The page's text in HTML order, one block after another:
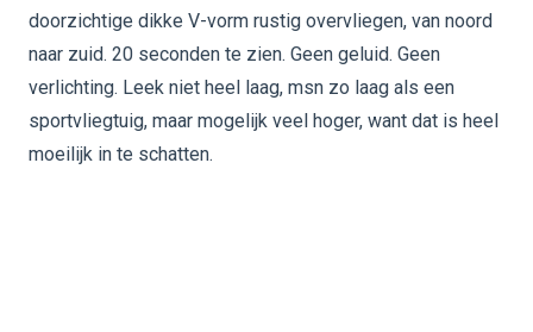
doorzichtige dikke V-vorm rustig overvliegen, van noord
naar zuid. 20 seconden te zien. Geen geluid. Geen
verlichting. Leek niet heel laag, msn zo laag als een
sportvliegtuig, maar mogelijk veel hoger, want dat is heel
moeilijk in te schatten.